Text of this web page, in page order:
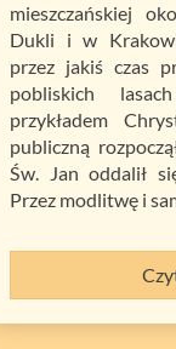
mieszczańskiej
Dukli i w
przez jakiś czas
pobliskich
przykładem
publiczną
Św. Jan oddalił
Przez modlitwę i